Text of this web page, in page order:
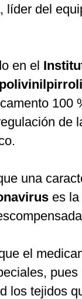
, líder del
en el
100
de
una
es
el
los tejidos